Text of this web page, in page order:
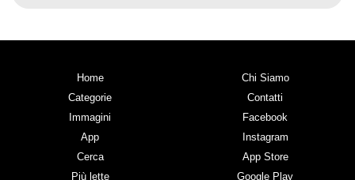
Home
Categorie
Immagini
App
Cerca
Più lette
Chi Siamo
Contatti
Facebook
Instagram
App Store
Google Play